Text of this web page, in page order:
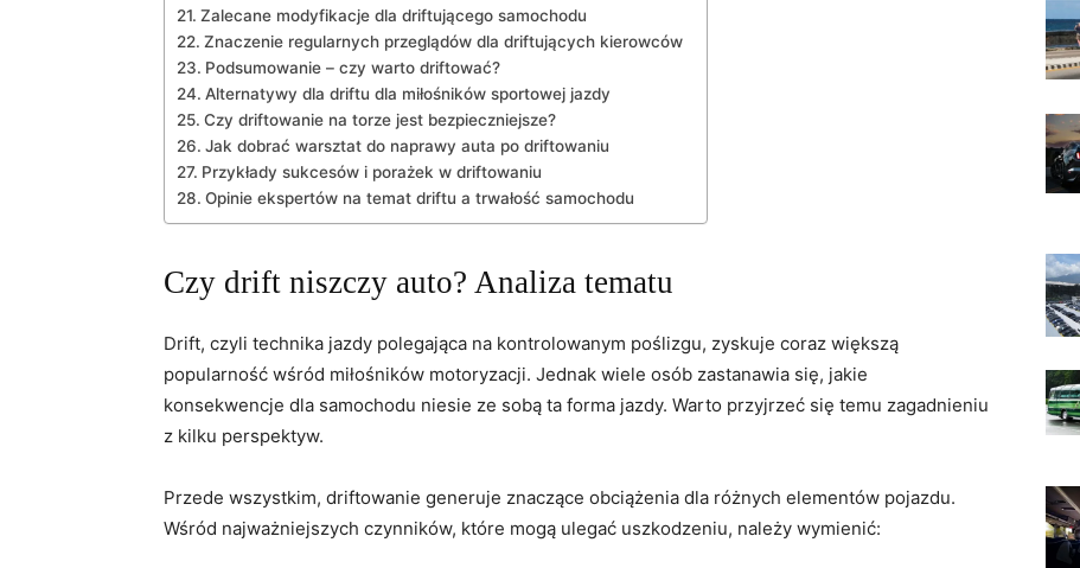
Zalecane modyfikacje dla driftującego samochodu
Znaczenie ‌regularnych przeglądów dla‍ driftujących kierowców
Podsumowanie – czy warto driftować?
Alternatywy​ dla driftu dla miłośników sportowej jazdy
Czy driftowanie na torze⁢ jest ‍bezpieczniejsze?
Jak dobrać ⁤warsztat do naprawy auta po driftowaniu
Przykłady sukcesów⁢ i porażek w driftowaniu
Opinie ekspertów na temat driftu a⁤ trwałość samochodu
Czy drift niszczy⁣ auto? Analiza tematu
Drift, ‌czyli ​technika jazdy polegająca na kontrolowanym poślizgu, zyskuje coraz większą
popularność wśród miłośników motoryzacji. ⁢Jednak wiele osób zastanawia się, jakie
konsekwencje dla‍ samochodu niesie ze sobą ta ⁣forma jazdy. Warto przyjrzeć⁢ się temu zagadnieniu
z ‍kilku perspektyw.
Przede wszystkim, driftowanie generuje znaczące obciążenia dla różnych elementów ‍pojazdu.
Wśród najważniejszych czynników, które ‍mogą ulegać uszkodzeniu, należy wymienić: